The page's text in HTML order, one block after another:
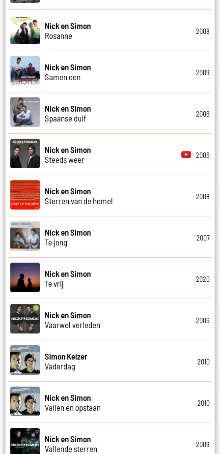
Nick en Simon
Rosanne
2008
Nick en Simon
Samen een
2009
Nick en Simon
Spaanse duif
2006
Nick en Simon
Steeds weer
2006
Nick en Simon
Sterren van de hemel
2008
Nick en Simon
Te jong
2007
Nick en Simon
Te vrij
2020
Nick en Simon
Vaarwel verleden
2006
Simon Keizer
Vaderdag
2010
Nick en Simon
Vallen en opstaan
2010
Nick en Simon
Vallende sterren
2009